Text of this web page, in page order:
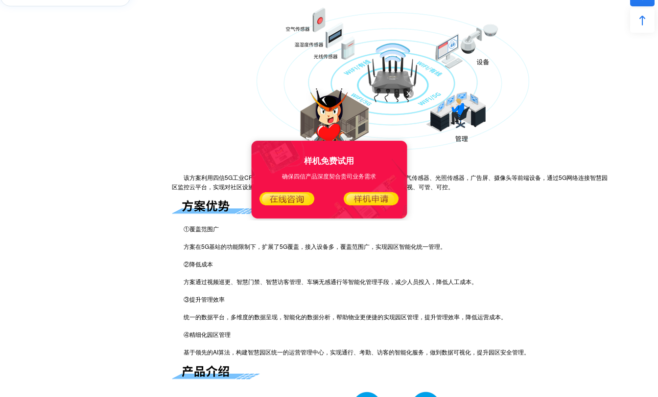
该方案利用四信5G工业CPE F-NR200通过WiFi或有线灵活连接各类温湿度传感器，空气传感器、光照传感器，广告屏、摄像头等前端设备，通过5G网络连接智慧园
区监控云平台，实现对社区设施、车辆、人员、事件的全面、精准管理，实现园区管理的可视、可管、可控。
①覆盖范围广
方案在5G基站的功能限制下，扩展了5G覆盖，接入设备多，覆盖范围广，实现园区智能化统一管理。
②降低成本
方案通过视频巡更、智慧门禁、智慧访客管理、车辆无感通行等智能化管理手段，减少人员投入，降低人工成本。
③提升管理效率
统一的数据平台，多维度的数据呈现，智能化的数据分析，帮助物业更便捷的实现园区管理，提升管理效率，降低运营成本。
④精细化园区管理
基于领先的AI算法，构建智慧园区统一的运营管理中心，实现通行、考勤、访客的智能化服务，做到数据可视化，提升园区安全管理。
样机免费试用
确保四信产品深度契合贵司业务需求